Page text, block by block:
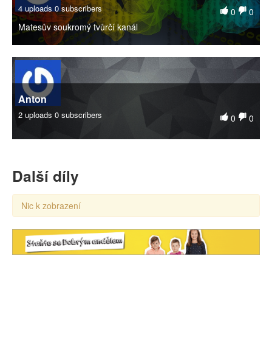
0 0
4 uploads 0 subscribers
Matesův soukromý tvůrčí kanál
Anton
0 0
2 uploads 0 subscribers
Další díly
Nic k zobrazení